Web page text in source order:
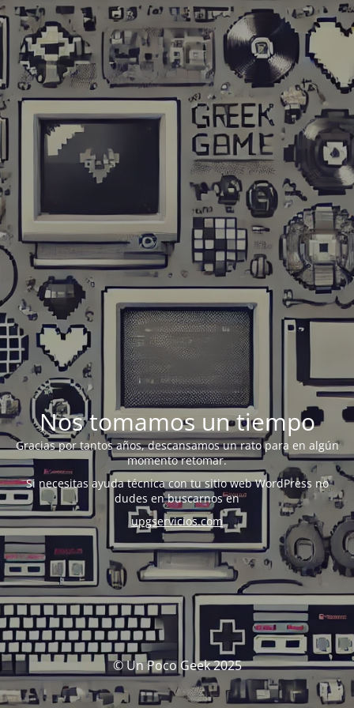
Nos tomamos un tiempo
Gracias por tantos años, descansamos un rato para en algún
momento retomar.
Si necesitas ayuda técnica con tu sitio web WordPress no
dudes en buscarnos en
upgservicios.com
© Un Poco Geek 2025